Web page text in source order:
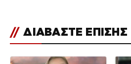
// ΔΙΑΒΑΣΤΕ ΕΠΙΣΗΣ